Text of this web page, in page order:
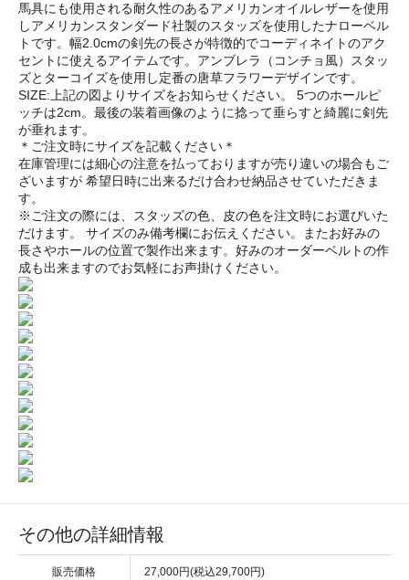
馬具にも使用される耐久性のあるアメリカンオイルレザーを使用
しアメリカンスタンダード社製のスタッズを使用したナローベル
トです。幅2.0cmの剣先の長さが特徴的でコーディネイトのアク
セントに使えるアイテムです。アンブレラ（コンチョ風）スタッ
ズとターコイズを使用し定番の唐草フラワーデザインです。
SIZE:上記の図よりサイズをお知らせください。 5つのホールピ
ッチは2cm。最後の装着画像のように捻って垂らすと綺麗に剣先
が垂れます。
＊ご注文時にサイズを記載ください＊
在庫管理には細心の注意を払っておりますが売り違いの場合もご
ざいますが 希望日時に出来るだけ合わせ納品させていただきま
す。
※ご注文の際には、スタッズの色、皮の色を注文時にお選びいた
だけます。 サイズのみ備考欄にお伝えください。またお好みの
長さやホールの位置で製作出来ます。好みのオーダーベルトの作
成も出来ますのでお気軽にお声掛けください。
その他の詳細情報
販売価格 27,000円(税込29,700円)